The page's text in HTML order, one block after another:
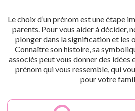
Le choix d’un prénom est une étape
parents. Pour vous aider à décider,
plonger dans la signification et les
Connaître son histoire, sa
associés peut vous donner des idées
prénom qui vous ressemble, qui
pour votre